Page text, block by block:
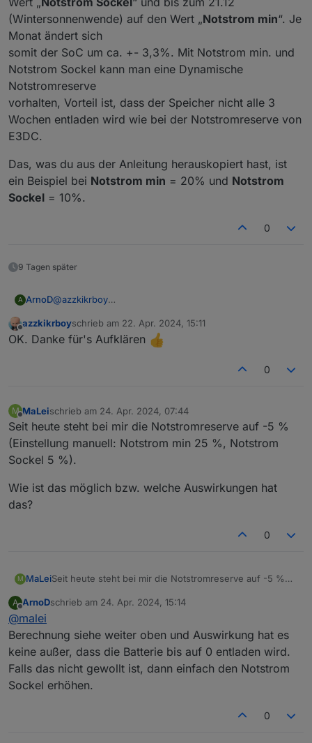
(Wintersonnenwende) auf den Wert „Notstrom min“. Je
Monat ändert sich
somit der SoC um ca. +- 3,3%. Mit Notstrom min. und
Notstrom Sockel kann man eine Dynamische
Notstromreserve
vorhalten, Vorteil ist, dass der Speicher nicht alle 3
Wochen entladen wird wie bei der Notstromreserve von
E3DC.
Das, was du aus der Anleitung herauskopiert hast, ist
ein Beispiel bei Notstrom min = 20% und Notstrom
Sockel = 10%.
0
9 Tagen später
A ArnoD@azzkikrboy
Berechnung Notstrom: 21.12 (Wintersonnenwende) ist
der Bezugs-SoC = Wert „
Notstrom Sockel
reduziert. Ab dem 20.06 (Sommersonnenwende) steigt
der Bezugs-SoC wieder bis zum 21.09
(Tag-/Nachtgleiche) auf den
Wert „Notstrom Sockel“ und bis zum 21.12
(Wintersonnenwende) auf den Wert „
somit der SoC um ca. +- 3,3%. Mit Notstrom min. und
Notstrom Sockel kann man eine Dynamische
Wochen entladen wird wie bei der Notstromreserve von
Das, was du aus der Anleitung herauskopiert hast, ist
ein Beispiel beiNotstrom min
Offline
azzkikrboyschrieb am 22. Apr. 2024, 15:11
zuletzt editiert von
OK. Danke für's Aufklären
0
M
Offline
MaLeischrieb am 24. Apr. 2024, 07:44
zuletzt editiert von
Seit heute steht bei mir die Notstromreserve auf -5 %
(Einstellung manuell: Notstrom min 25 %, Notstrom
Sockel 5 %).
Wie ist das möglich bzw. welche Auswirkungen hat
das?
0
M MaLeiSeit heute steht bei mir die Notstromreserve auf -5 %
Sockel 5 %).
Wie ist das möglich bzw. welche Auswirkungen hat das?
A
Offline
ArnoDschrieb am 24. Apr. 2024, 15:14
zuletzt editiert von
@malei
Berechnung siehe weiter oben und Auswirkung hat es
keine außer, dass die Batterie bis auf 0 entladen wird.
Falls das nicht gewollt ist, dann einfach den Notstrom
Sockel erhöhen.
0